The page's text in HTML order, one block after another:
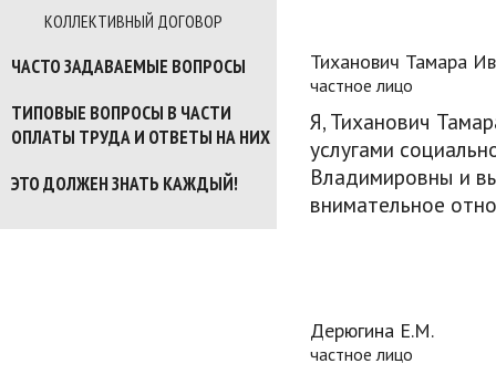
КОЛЛЕКТИВНЫЙ ДОГОВОР
ЧАСТО ЗАДАВАЕМЫЕ ВОПРОСЫ
ТИПОВЫЕ ВОПРОСЫ В ЧАСТИ
ОПЛАТЫ ТРУДА И ОТВЕТЫ НА НИХ
ЭТО ДОЛЖЕН ЗНАТЬ КАЖДЫЙ!
Тиханович Тамара
частное лицо
Я, Тиханович
услугами
Владимировны и
внимательное
Дерюгина Е.М.
частное лицо